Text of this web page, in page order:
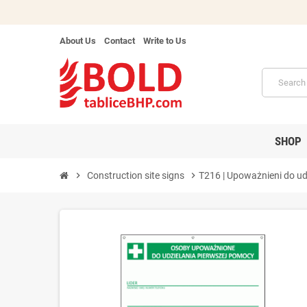
About Us Contact Write to Us
SHOP
chevron_right Construction site signs chevron_right T216 | Upoważnieni do